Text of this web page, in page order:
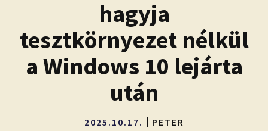
hagyja
tesztkörnyezet nélkül
a Windows 10 lejárta
után
2025.10.17. PETER